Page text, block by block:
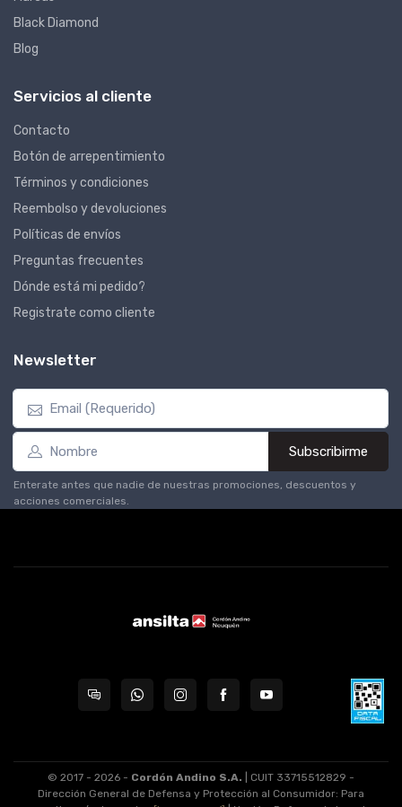
Black Diamond
Blog
Servicios al cliente
Contacto
Botón de arrepentimiento
Términos y condiciones
Reembolso y devoluciones
Políticas de envíos
Preguntas frecuentes
Dónde está mi pedido?
Registrate como cliente
Newsletter
Subscribirme
Enterate antes que nadie de nuestras promociones, descuentos y
acciones comerciales.
© 2017 - 2026 - Cordón Andino S.A. | CUIT 33715512829 -
Dirección General de Defensa y Protección al Consumidor: Para